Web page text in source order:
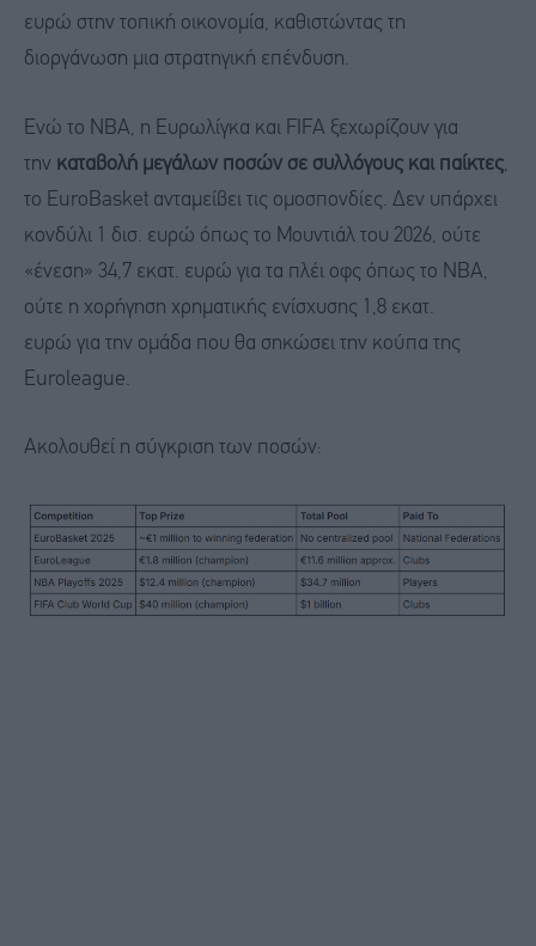
ευρώ στην τοπική οικονομία, καθιστώντας τη
διοργάνωση μια στρατηγική επένδυση.
Ενώ το NBA, η Ευρωλίγκα και FIFA ξεχωρίζουν για
την καταβολή μεγάλων ποσών σε συλλόγους και παίκτες,
το EuroBasket ανταμείβει τις ομοσπονδίες. Δεν υπάρχει
κονδύλι 1 δισ. ευρώ όπως το Μουντιάλ του 2026, ούτε
«ένεση» 34,7 εκατ. ευρώ για τα πλέι οφς όπως το NBA,
ούτε η χορήγηση χρηματικής ενίσχυσης 1,8 εκατ.
ευρώ για την ομάδα που θα σηκώσει την κούπα της
Euroleague.
Ακολουθεί η σύγκριση των ποσών: